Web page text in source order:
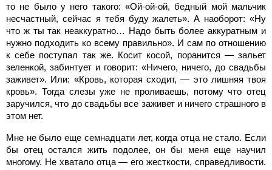
то не было у него такого: «Ой-ой-ой, бедный мой мальчик
несчастный, сейчас я тебя буду жалеть». А наоборот: «Ну
что ж ты так неаккуратно… Надо быть более аккуратным и
нужно подходить ко всему правильно». И сам по отношению
к себе поступал так же. Косит косой, поранится — зальет
зеленкой, забинтует и говорит: «Ничего, ничего, до свадьбы
заживет». Или: «Кровь, которая сходит, — это лишняя твоя
кровь». Тогда слезы уже не проливаешь, потому что отец
заручился, что до свадьбы все заживет и ничего страшного в
этом нет.
Мне не было еще семнадцати лет, когда отца не стало. Если
бы отец остался жить подолее, он бы меня еще научил
многому. Не хватало отца — его жесткости, справедливости.